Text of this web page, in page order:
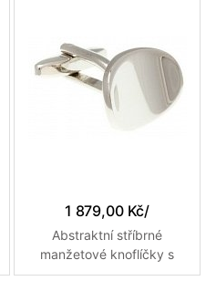
1 879,00 Kč/
Abstraktní stříbrné
manžetové knoflíčky s
konkávním oválem ve